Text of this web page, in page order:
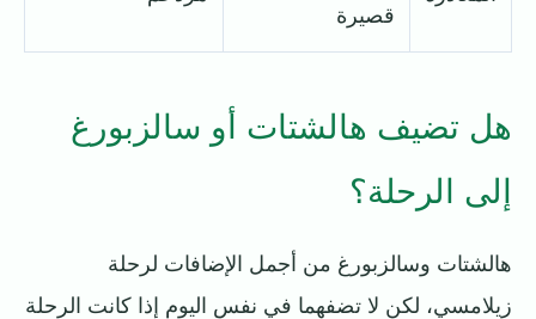
قصيرة
هل تضيف هالشتات أو سالزبورغ
إلى الرحلة؟
هالشتات وسالزبورغ من أجمل الإضافات لرحلة
زيلامسي، لكن لا تضفهما في نفس اليوم إذا كانت الرحلة